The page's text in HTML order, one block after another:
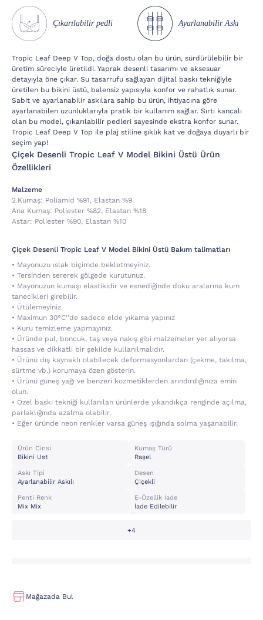
Çıkarılabilir pedli Ayarlanabilir Askı
Tropic Leaf Deep V Top, doğa dostu olan bu ürün, sürdürülebilir bir
üretim süreciyle üretildi. Yaprak desenli tasarımı ve aksesuar
detayıyla öne çıkar. Su tasarrufu sağlayan dijital baskı tekniğiyle
üretilen bu bikini üstü, balensiz yapısıyla konfor ve rahatlık sunar.
Sabit ve ayarlanabilir askılara sahip bu ürün, ihtiyacına göre
ayarlanabilen uzunluklarıyla pratik bir kullanım sağlar. Sırtı kancalı
olan bu model, çıkarılabilir pedleri sayesinde ekstra konfor sunar.
Tropic Leaf Deep V Top ile plaj stiline şıklık kat ve doğaya duyarlı bir
seçim yap!
Çiçek Desenli Tropic Leaf V Model Bikini Üstü Ürün
Özellikleri
Malzeme
2.kumaş: Poli̇ami̇d %91, Elastan %9
Ana Kumaş: Poli̇ester %82, Elastan %18
Astar: Poli̇ester %90, Elastan %10
Çiçek Desenli Tropic Leaf V Model Bikini Üstü Bakım talimatları
• Mayonuzu ıslak biçimde bekletmeyiniz.
• Tersinden sererek gölgede kurutunuz.
• Mayonuzun kumaşı elastikidir ve esnediğinde doku aralarına kum
tanecikleri girebilir.
• Ütülemeyiniz.
• Maximun 30°C''de sadece elde yıkama yapınız
• Kuru temizleme yapmayınız.
• Üründe pul, boncuk, taş veya nakış gibi malzemeler yer alıyorsa
hassas ve dikkatli bir şekilde kullanılmalıdır.
• Ürünü dış kaynaklı olabilecek deformasyonlardan (çekme, takılma,
sürtme vb.) korumaya özen gösterin.
• Ürünü güneş yağı ve benzeri kozmetiklerden arındırdığınıza emin
olun.
• Özel baskı tekniği kullanılan ürünlerde yıkandıkça renginde açılma,
parlaklığında azalma olabilir.
• Eğer üründe neon renkler varsa güneş ışığında solma yaşanabilir.
Ürün Cinsi
Bikini Ust
Kumaş Türü
Raşel
Askı Tipi
Ayarlanabilir Askılı
Desen
Çiçekli
Penti Renk
Mix Mix
E-Özellik İade
İade Edilebilir
+4
Mağazada Bul